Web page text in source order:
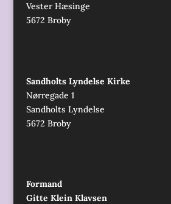
Vester Hæsinge
5672 Broby
Sandholts Lyndelse Kirke
Nørregade 1
Sandholts Lyndelse
5672 Broby
Formand
Gitte Klein Klavsen